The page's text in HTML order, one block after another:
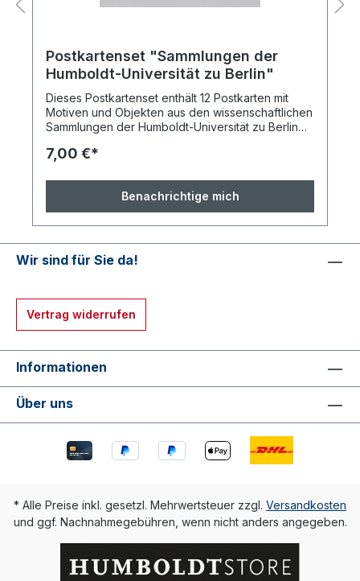
Postkartenset "Sammlungen der
Humboldt-Universität zu Berlin"
Dieses Postkartenset enthält 12 Postkarten mit
Motiven und Objekten aus den wissenschaftlichen
Sammlungen der Humboldt-Universität zu Berlin
erklärt werden.Die zwölf Motive entstammen
Sammlungen:ArboretumGeomorphologisch-
geologische SammlungKristallographische
LehrsammlungKunstsammlungLautarchivMediathek
Medienarchäologischer
FundusSudanarchäologieUniversitätsarchiv
Sammlung Robert
7,00 €*
Benachrichtige mich
Wir sind für Sie da!
Vertrag widerrufen
Informationen
Über uns
* Alle Preise inkl. gesetzl. Mehrwertsteuer zzgl. Versandkosten
und ggf. Nachnahmegebühren, wenn nicht anders angegeben.